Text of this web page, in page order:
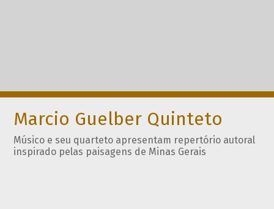
Marcio Guelber Quinteto
Músico e seu quarteto apresentam repertório autoral
inspirado pelas paisagens de Minas Gerais